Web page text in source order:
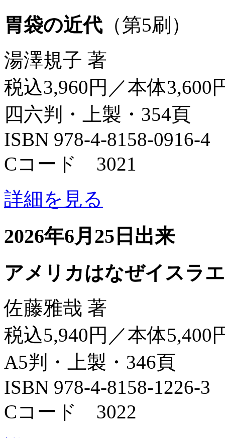
胃袋の近代（第5刷）
湯澤規子 著
税込3,960円／本体3,600
四六判・上製・354頁
ISBN 978-4-8158-0916-4
Cコード 3021
詳細を見る
2026年6月25日出来
アメリカはなぜイスラ
佐藤雅哉 著
税込5,940円／本体5,400
A5判・上製・346頁
ISBN 978-4-8158-1226-3
Cコード 3022